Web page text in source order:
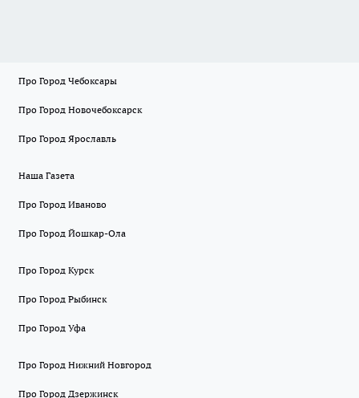
Про Город Чебоксары
Про Город Новочебоксарск
Про Город Ярославль
Наша Газета
Про Город Иваново
Про Город Йошкар-Ола
Про Город Курск
Про Город Рыбинск
Про Город Уфа
Про Город Нижний Новгород
Про Город Дзержинск